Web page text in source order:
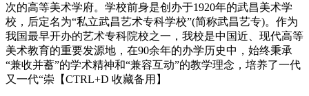
次的高等美术学府。学校前身是创办于1920年的武昌美术学
校，后定名为“私立武昌艺术专科学校”(简称武昌艺专)。作为
我国最早开办的艺术专科院校之一，我校是中国近、现代高等
美术教育的重要发源地，在90余年的办学历史中，始终秉承
“兼收并蓄”的学术精神和“兼容互动”的教学理念，培养了一代
又一代“崇【CTRL+D 收藏备用】